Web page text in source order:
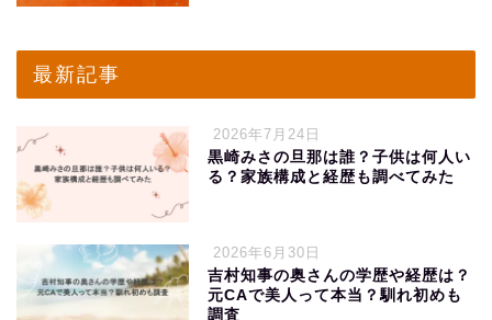
最新記事
2026年7月24日
黒崎みさの旦那は誰？子供は何人い
る？家族構成と経歴も調べてみた
2026年6月30日
吉村知事の奥さんの学歴や経歴は？
元CAで美人って本当？馴れ初めも
調査